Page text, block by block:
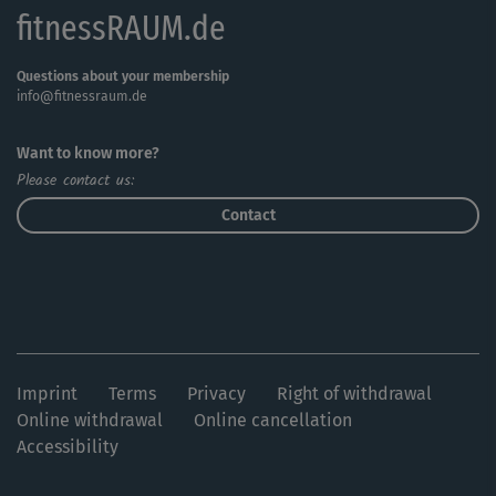
„Banane“ und dehnst dabei deinen Körper und speziell
erholsam durch.
macht sie noch wirkungsvoller.
Hinweis: Die Hilfsmittel, die du für Health Yoga benötigst,
findest du im Tab „Allgemeine Infos“.
fitnessRAUM.de
Questions about your membership
info@fitnessraum.de
Want to know more?
Please contact us:
Contact
Imprint Terms Privacy
Right of withdrawal
Online withdrawal
Online cancellation
Accessibility